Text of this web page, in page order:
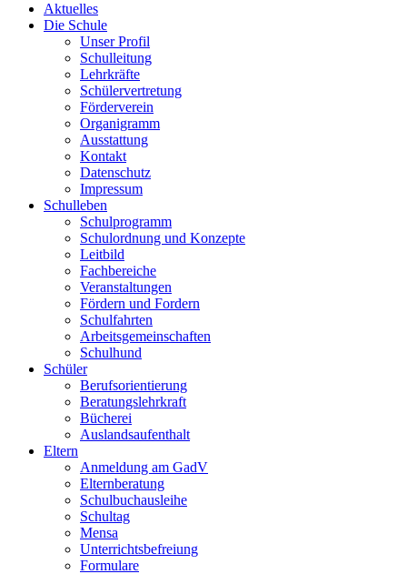
Aktuelles
Die Schule
Unser Profil
Schulleitung
Lehrkräfte
Schülervertretung
Förderverein
Organigramm
Ausstattung
Kontakt
Datenschutz
Impressum
Schulleben
Schulprogramm
Schulordnung und Konzepte
Leitbild
Fachbereiche
Veranstaltungen
Fördern und Fordern
Schulfahrten
Arbeitsgemeinschaften
Schulhund
Schüler
Berufsorientierung
Beratungslehrkraft
Bücherei
Auslandsaufenthalt
Eltern
Anmeldung am GadV
Elternberatung
Schulbuchausleihe
Schultag
Mensa
Unterrichtsbefreiung
Formulare